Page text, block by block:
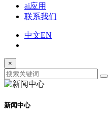
ai应用
联系我们
中文EN
×
新闻中心